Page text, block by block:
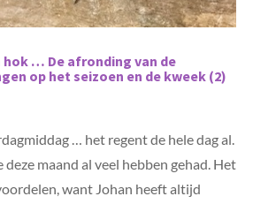
hok … De afronding van de
op het seizoen en de kweek (2)
… het regent de hele dag al.
deze maand al veel hebben gehad. Het
want Johan heeft altijd